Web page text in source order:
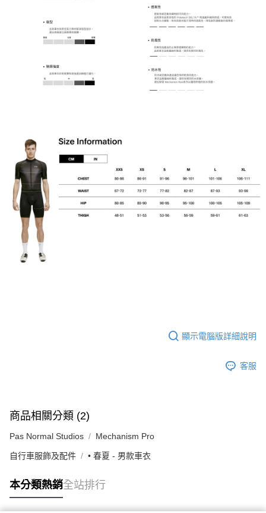
顯示電腦版詳細說明
客服
商品相關分類 (2)
Pas Normal Studios Mechanism Pro
自行車服飾及配件 • 春夏 - 男款車衣
本分類熱銷全站排行